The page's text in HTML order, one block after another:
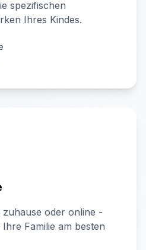
spezifischen
Ihres Kindes.
oder online -
Familie am besten